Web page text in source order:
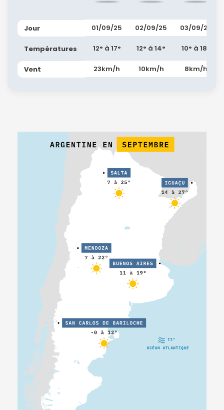
Jour
Températures
Vent
01/09/25
12° à 17°
23km/h
02/09/25
12° à 14°
10km/h
03/09/25
10° à 18°
8km/h